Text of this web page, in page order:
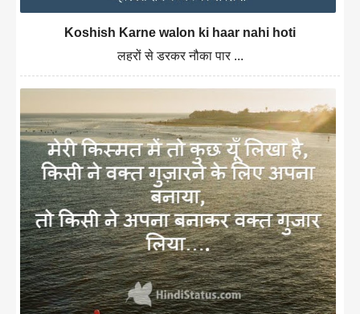
Koshish Karne walon ki haar nahi hoti
लहरों से डरकर नौका पार ...